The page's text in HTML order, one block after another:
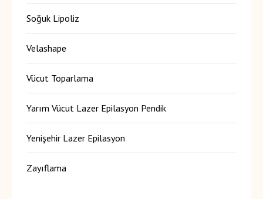
Soğuk Lipoliz
Velashape
Vücut Toparlama
Yarım Vücut Lazer Epilasyon Pendik
Yenişehir Lazer Epilasyon
Zayıflama